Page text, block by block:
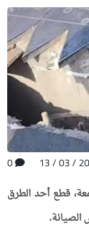
قطع أحد الطرق
الصيانة.